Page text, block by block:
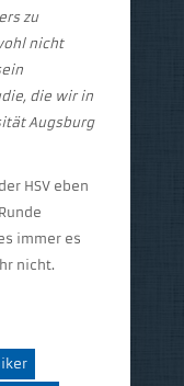
zu
nicht
die wir in
Augsburg
HSV eben
immer es
nicht.